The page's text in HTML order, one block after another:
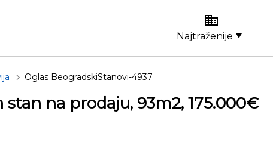
Najtraženije
Oglas BeogradskiStanovi-4937
stan na prodaju, 93m2, 175.000€